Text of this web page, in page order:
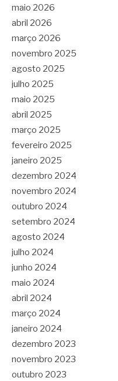
maio 2026
abril 2026
março 2026
novembro 2025
agosto 2025
julho 2025
maio 2025
abril 2025
março 2025
fevereiro 2025
janeiro 2025
dezembro 2024
novembro 2024
outubro 2024
setembro 2024
agosto 2024
julho 2024
junho 2024
maio 2024
abril 2024
março 2024
janeiro 2024
dezembro 2023
novembro 2023
outubro 2023